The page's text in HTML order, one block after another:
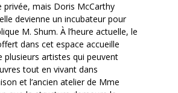
privée, mais Doris McCarthy
devienne un incubateur pour
M. Shum. À l’heure actuelle, le
dans cet espace accueille
plusieurs artistes qui peuvent
tout en vivant dans
et l’ancien atelier de Mme